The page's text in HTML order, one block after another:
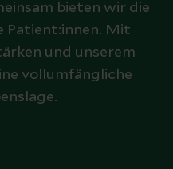
bieten wir die
Patient:innen. Mit
und unserem
vollumfängliche